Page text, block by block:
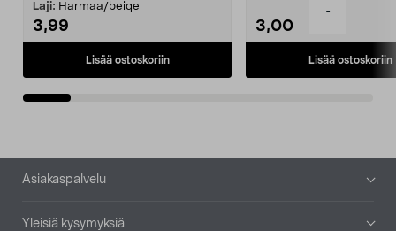
-
Laji: Harmaa/beige
3,99
Lisää ostoskoriin
3,00
Lisää ostoskoriin
Alatunniste
Asiakaspalvelu
Yleisiä kysymyksiä